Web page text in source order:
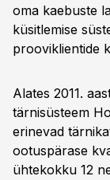
oma kaebuste
küsitlemise
prooviklientide
Alates 2011.
tärnisüsteem
erinevad
ootuspärase
ühtekokku 12